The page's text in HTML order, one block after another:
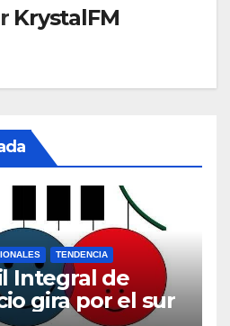
KrystalFM
TENDENCIA
Integral de
gira por el sur